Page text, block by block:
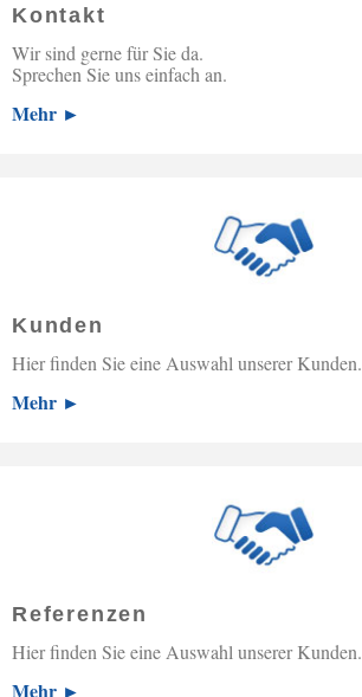
Kontakt
Wir sind gerne für Sie da.
Sprechen Sie uns einfach an.
Mehr ►
Kunden
Hier finden Sie eine Auswahl unserer Kunden.
Mehr ►
Referenzen
Hier finden Sie eine Auswahl unserer Kunden.
Mehr ►